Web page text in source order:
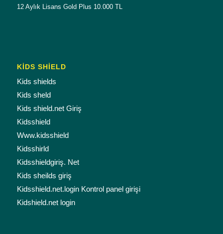
12 Aylık Lisans Gold Plus 10.000 TL
KİDS SHİELD
Kids shields
Kids sheld
Kids shield.net Giriş
Kidsshield
Www.kidsshield
Kidsshirld
Kidsshieldgiriş. Net
Kids sheilds giriş
Kidsshield.net.login Kontrol panel girişi
Kidshield.net login